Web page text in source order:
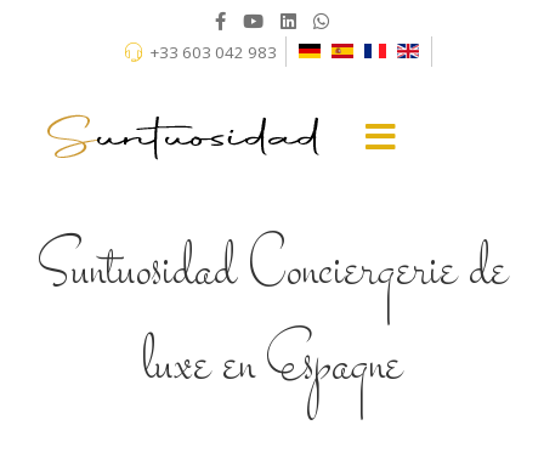
+33 603 042 983
Suntuosidad Conciergerie de
luxe en Espagne